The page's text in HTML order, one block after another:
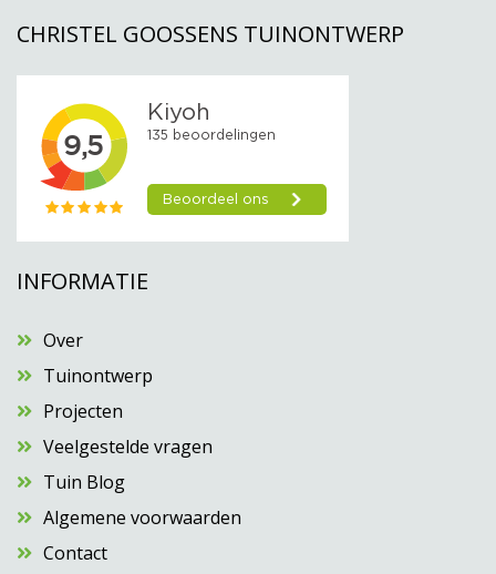
CHRISTEL GOOSSENS TUINONTWERP
INFORMATIE
Over
Tuinontwerp
Projecten
Veelgestelde vragen
Tuin Blog
Algemene voorwaarden
Contact